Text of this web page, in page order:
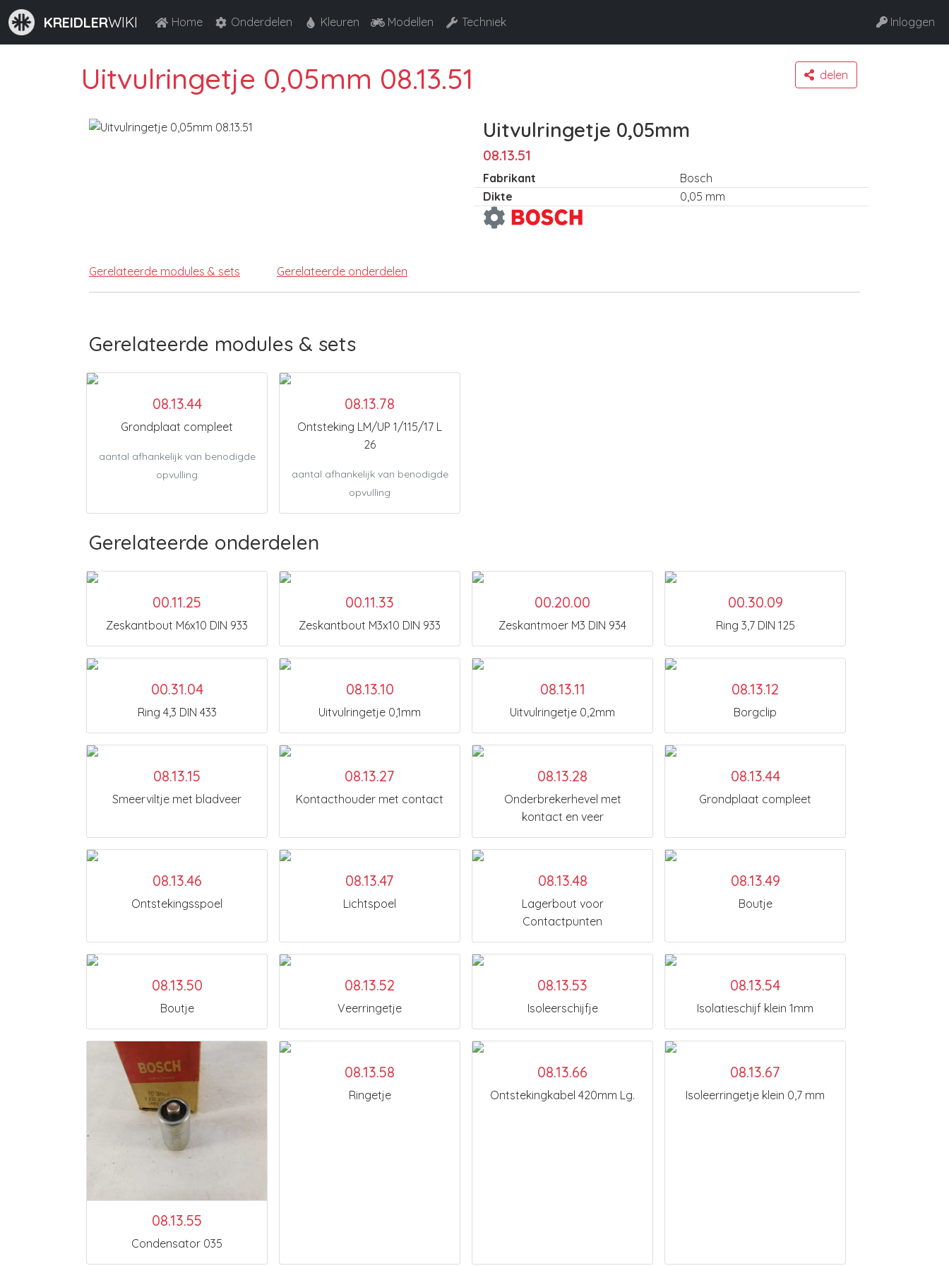
KREIDLERWIKI Home Onderdelen Kleuren Modellen Techniek Inloggen
Uitvulringetje 0,05mm 08.13.51 delen
Uitvulringetje 0,05mm
08.13.51
Fabrikant
Bosch
Dikte
0,05 mm
Gerelateerde modules & sets Gerelateerde onderdelen
Gerelateerde modules & sets
08.13.44
Grondplaat compleet
aantal afhankelijk van benodigde
opvulling
08.13.78
Ontsteking LM/UP 1/115/17 L
26
aantal afhankelijk van benodigde
opvulling
Gerelateerde onderdelen
00.11.25
Zeskantbout M6x10 DIN 933
00.11.33
Zeskantbout M3x10 DIN 933
00.20.00
Zeskantmoer M3 DIN 934
00.30.09
Ring 3,7 DIN 125
00.31.04
Ring 4,3 DIN 433
08.13.10
Uitvulringetje 0,1mm
08.13.11
Uitvulringetje 0,2mm
08.13.12
Borgclip
08.13.15
Smeerviltje met bladveer
08.13.27
Kontacthouder met contact
08.13.28
Onderbrekerhevel met
kontact en veer
08.13.44
Grondplaat compleet
08.13.46
Ontstekingsspoel
08.13.47
Lichtspoel
08.13.48
Lagerbout voor
Contactpunten
08.13.49
Boutje
08.13.50
Boutje
08.13.52
Veerringetje
08.13.53
Isoleerschijfje
08.13.54
Isolatieschijf klein 1mm
08.13.55
Condensator 035
08.13.58
Ringetje
08.13.66
Ontstekingkabel 420mm Lg.
08.13.67
Isoleerringetje klein 0,7 mm